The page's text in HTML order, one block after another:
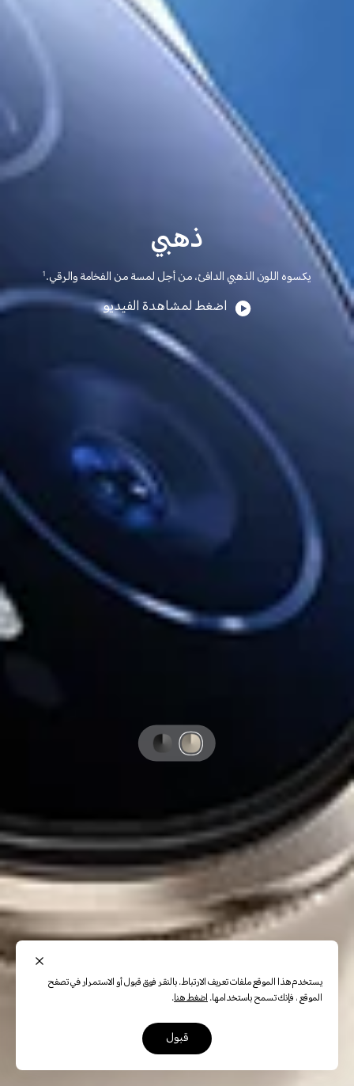
ذهبي
يكسوه اللون الذهبي الدافئ، من أجل لمسة من الفخامة والرقي.1
اضغط لمشاهدة الفيديو
يستخدم هذا الموقع ملفات تعريف الارتباط. بالنقر فوق قبول أو الاستمرار في تصفح
الموقع ، فإنك تسمح باستخدامها.اضغط هنا.
قبول